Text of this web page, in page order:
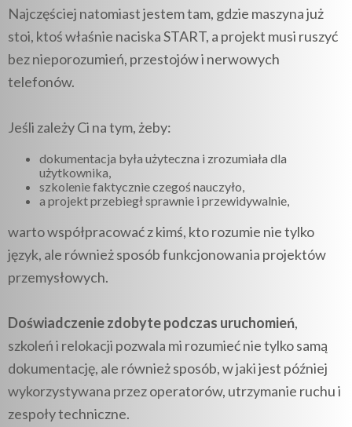
Najczęściej natomiast jestem tam, gdzie maszyna już
stoi, ktoś właśnie naciska START, a projekt musi ruszyć
bez nieporozumień, przestojów i nerwowych
telefonów.
Jeśli zależy Ci na tym, żeby:
dokumentacja była użyteczna i zrozumiała dla
użytkownika,
szkolenie faktycznie czegoś nauczyło,
a projekt przebiegł sprawnie i przewidywalnie,
warto współpracować z kimś, kto rozumie nie tylko
język, ale również sposób funkcjonowania projektów
przemysłowych.
Doświadczenie zdobyte podczas uruchomień,
szkoleń i relokacji pozwala mi rozumieć nie tylko samą
dokumentację, ale również sposób, w jaki jest później
wykorzystywana przez operatorów, utrzymanie ruchu i
zespoły techniczne.